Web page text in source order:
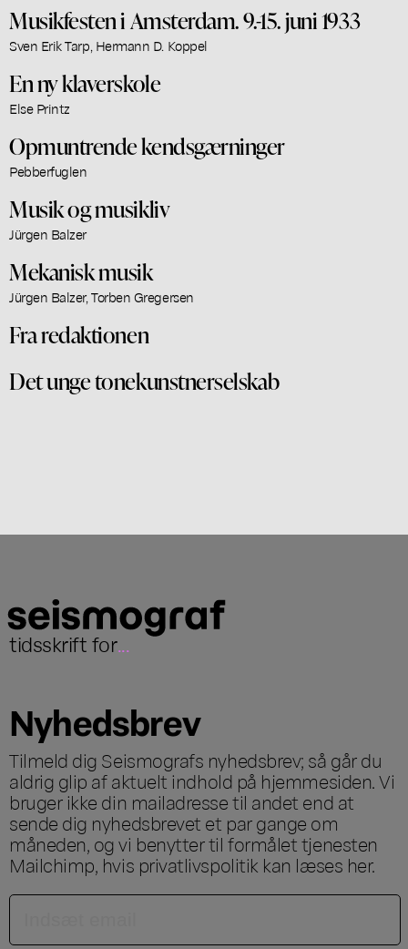
Musikfesten i Amsterdam. 9.-15. juni 1933
Sven Erik Tarp, Hermann D. Koppel
En ny klaverskole
Else Printz
Opmuntrende kendsgærninger
Pebberfuglen
Musik og musikliv
Jürgen Balzer
Mekanisk musik
Jürgen Balzer, Torben Gregersen
Fra redaktionen
Det unge tonekunstnerselskab
tidsskrift for...
Nyhedsbrev
Tilmeld dig Seismografs nyhedsbrev; så går du
aldrig glip af aktuelt indhold på hjemmesiden. Vi
bruger ikke din mailadresse til andet end at
sende dig nyhedsbrevet et par gange om
måneden, og vi benytter til formålet tjenesten
Mailchimp, hvis privatlivspolitik kan læses her.